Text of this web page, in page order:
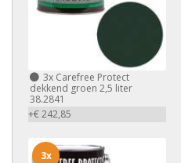
3x Carefree Protect
dekkend groen 2,5 liter
38.2841
+€ 242,85
3x